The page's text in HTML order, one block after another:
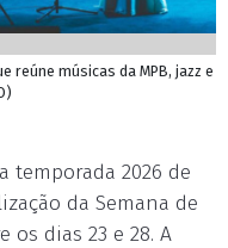
reúne músicas da MPB, jazz e
temporada 2026 de
da Semana de
os dias 23 e 28. A